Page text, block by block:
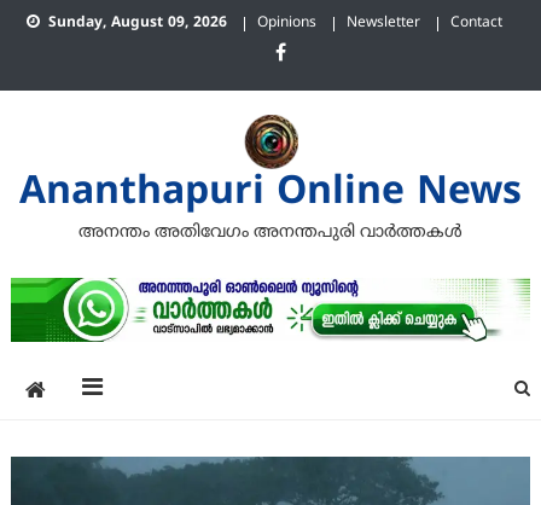
Skip
Sunday, August 09, 2026 Opinions Newsletter Contact
Ananthapuri Online News
അനന്തം അതിവേഗം അനന്തപുരി വാര്‍ത്തകള്‍